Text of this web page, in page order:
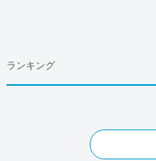
ランキング